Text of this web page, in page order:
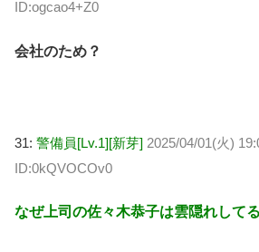
ID:ogcao4+Z0
会社のため？
31: 警備員[Lv.1][新芽] 2025/04/01(火)
ID:0kQVOCOv0
なぜ上司の佐々木恭子は雲隠れして